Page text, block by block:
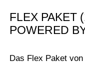
FLEX PAKET
POWERED
Das Flex Paket